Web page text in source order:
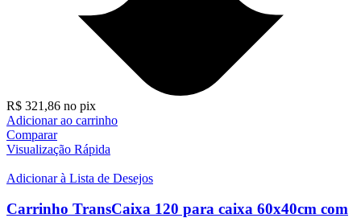
R$ 321,86 no pix
Adicionar ao carrinho
Comparar
Visualização Rápida
Adicionar à Lista de Desejos
Carrinho TransCaixa 120 para caixa 60x40cm com